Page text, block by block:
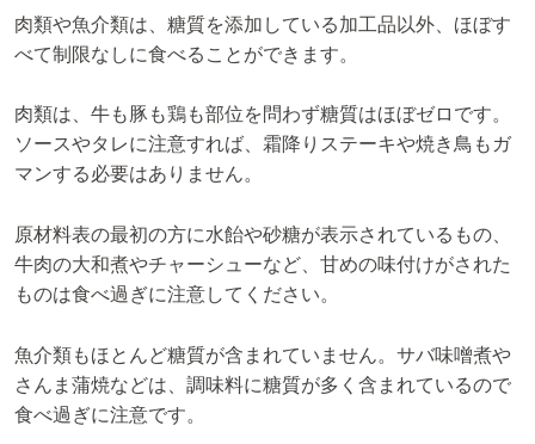
肉類や魚介類は、糖質を添加している加工品以外、ほぼす
べて制限なしに食べることができます。
肉類は、牛も豚も鶏も部位を問わず糖質はほぼゼロです。
ソースやタレに注意すれば、霜降りステーキや焼き鳥もガ
マンする必要はありません。
原材料表の最初の方に水飴や砂糖が表示されているもの、
牛肉の大和煮やチャーシューなど、甘めの味付けがされた
ものは食べ過ぎに注意してください。
魚介類もほとんど糖質が含まれていません。サバ味噌煮や
さんま蒲焼などは、調味料に糖質が多く含まれているので
食べ過ぎに注意です。